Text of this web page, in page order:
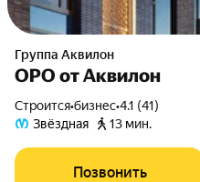
Группа Аквилон
ОРО от Аквилон
Строится•бизнес•4.1 (41)
Звёздная
13 мин.
Позвонить